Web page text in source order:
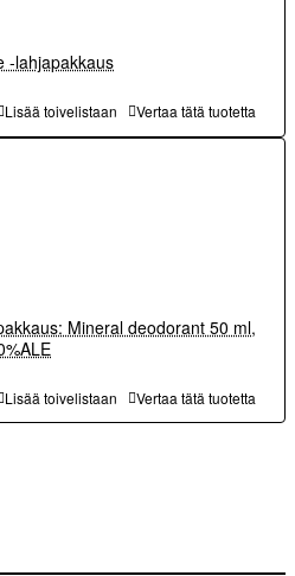
-lahjapakkaus
Lisää toivelistaan Vertaa tätä tuotetta
Mineral deodorant 50 ml,
Lisää toivelistaan Vertaa tätä tuotetta